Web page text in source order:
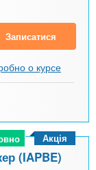
Записатися
о курсе
(IAPBE)
Акція